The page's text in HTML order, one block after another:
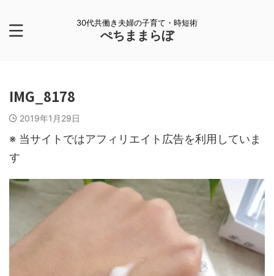
30代共働き夫婦の子育て・時短術
ぺちままらぼ
IMG_8178
2019年1月29日
※ 当サイトではアフィリエイト広告を利用していま
す